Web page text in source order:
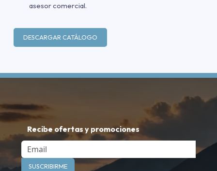
asesor comercial.
DESCARGAR CATÁLOGO
Recibe ofertas y promociones
Email
SUSCRIBIRME